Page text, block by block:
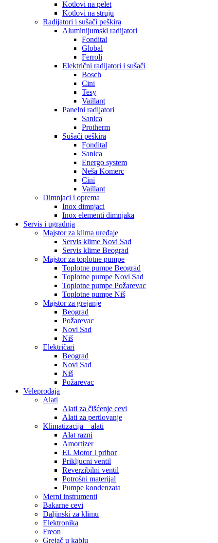
Kotlovi na pelet
Kotlovi na struju
Radijatori i sušači peškira
Aluminijumski radijatori
Fondital
Global
Ferroli
Električni radijatori i sušači
Bosch
Cini
Tesy
Vaillant
Panelni radijatori
Sanica
Protherm
Sušači peškira
Fondital
Sanica
Energo system
Neša Komerc
Cini
Vaillant
Dimnjaci i oprema
Inox dimnjaci
Inox elementi dimnjaka
Servis i ugradnja
Majstor za klima uređaje
Servis klime Novi Sad
Servis klime Beograd
Majstor za toplotne pumpe
Toplotne pumpe Beograd
Toplotne pumpe Novi Sad
Toplotne pumpe Požarevac
Toplotne pumpe Niš
Majstor za grejanje
Beograd
Požarevac
Novi Sad
Niš
Električari
Beograd
Novi Sad
Niš
Požarevac
Veleprodaja
Alati
Alati za čišćenje cevi
Alati za pertlovanje
Klimatizacija – alati
Alat razni
Amortizer
El. Motor I pribor
Prikljucni ventil
Reverzibilni ventil
Potrošni materijal
Pumpe kondenzata
Merni instrumenti
Bakarne cevi
Daljinski za klimu
Elektronika
Freon
Grejač u kablu